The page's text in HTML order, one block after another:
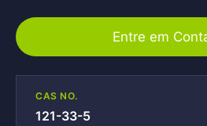
Entre em
CAS NO.
121-33-5